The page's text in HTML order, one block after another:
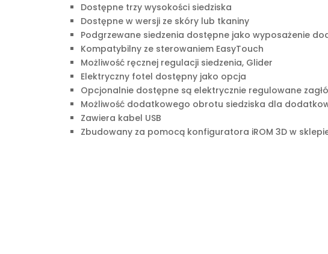
Dostępne trzy wysokości siedziska
Dostępne w wersji ze skóry lub tkaniny
Podgrzewane siedzenia dostępne jako wyposażenie
Kompatybilny ze sterowaniem EasyTouch
Możliwość ręcznej regulacji siedzenia, Glider
Elektryczny fotel dostępny jako opcja
Opcjonalnie dostępne są elektrycznie regulowane
Możliwość dodatkowego obrotu siedziska dla
Zawiera kabel USB
Zbudowany za pomocą konfiguratora iROM 3D w